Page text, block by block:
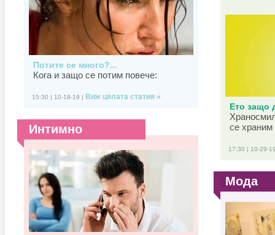
Потите се много?...
Кога и защо се потим повече:
15:30 | 10-18-19 | Виж цялата статия »
Интимно
Ето защо
се храним
17:30 | 10-29-
Мода